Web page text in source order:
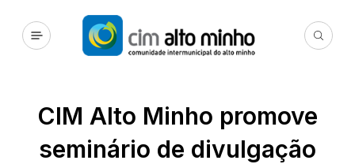
CIM Alto Minho promove
seminário de divulgação